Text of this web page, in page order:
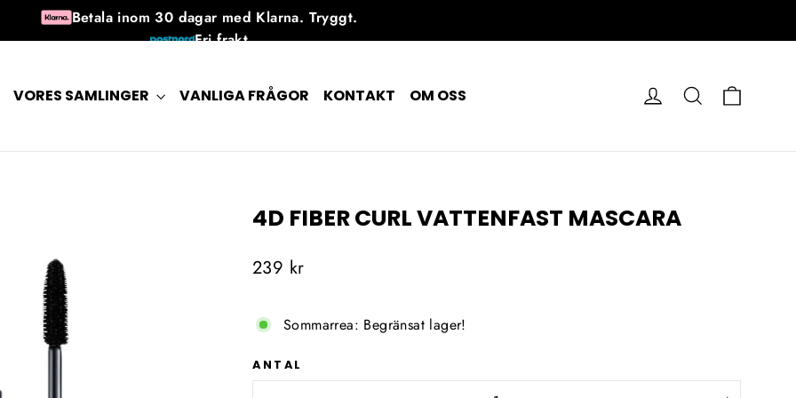
Betala inom 30 dagar med Klarna. Tryggt.
Fri frakt
Tillgänglig 7 dagar i veckan
VORES SAMLINGER VANLIGA FRÅGOR KONTAKT OM OSS LOGGA IN
SÖK PÅ
4D FIBER CURL VATTENFAST MASCARA
Ordinarie
239 kr
Sommarrea: Begränsat lager!
ANTAL